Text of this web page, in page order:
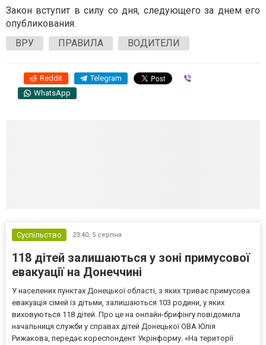
Закон вступит в силу со дня, следующего за днем его
опубликования.
ВРУ
ПРАВИЛА ВОДИТЕЛИ
Reddit Telegram
WhatsApp
Суспільство 23:40, 5 серпня
118 дітей залишаються у зоні примусової
евакуації на Донеччині
У населених пунктах Донецької області, з яких триває примусова
евакуація сімей із дітьми, залишаються 103 родини, у яких
виховуються 118 дітей. Про це на онлайн-брифінгу повідомила
начальниця служби у справах дітей Донецької ОВА Юлія
Рижакова, передає кореспондент Укрінформу. «На території